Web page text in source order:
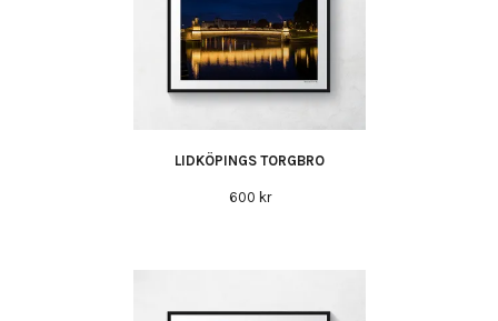
LIDKÖPINGS TORGBRO
600 kr